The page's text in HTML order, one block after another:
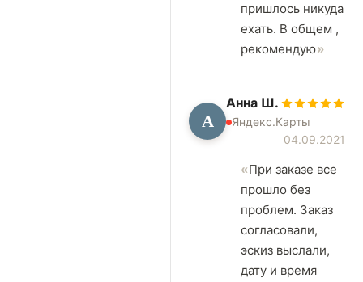
пришлось никуда
ехать. В общем ,
рекомендую
А
Анна Ш.
Яндекс.Карты
04.09.2021
При заказе все
прошло без
проблем. Заказ
согласовали,
эскиз выслали,
дату и время